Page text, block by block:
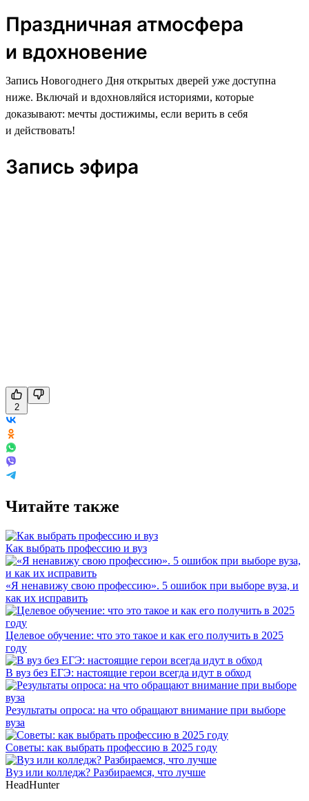
Праздничная атмосфера
и вдохновение
Запись Новогоднего Дня открытых дверей уже доступна
ниже. Включай и вдохновляйся историями, которые
доказывают: мечты достижимы, если верить в себя
и действовать!
Запись эфира
2
Читайте также
Как выбрать профессию и вуз
«Я ненавижу свою профессию». 5 ошибок при выборе вуза, и
как их исправить
Целевое обучение: что это такое и как его получить в 2025
году
В вуз без ЕГЭ: настоящие герои всегда идут в обход
Результаты опроса: на что обращают внимание при выборе
вуза
Советы: как выбрать профессию в 2025 году
Вуз или колледж? Разбираемся, что лучше
HeadHunter